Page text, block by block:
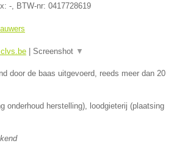
- , BTW-nr: 0417728619
| Screenshot ▼
door de baas uitgevoerd, reeds meer dan 20
onderhoud herstelling), loodgieterij (plaatsing